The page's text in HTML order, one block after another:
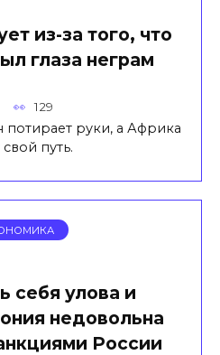
из-за того, что
глаза неграм
129
потирает руки, а Африка
путь.
себя улова и
недовольна
России